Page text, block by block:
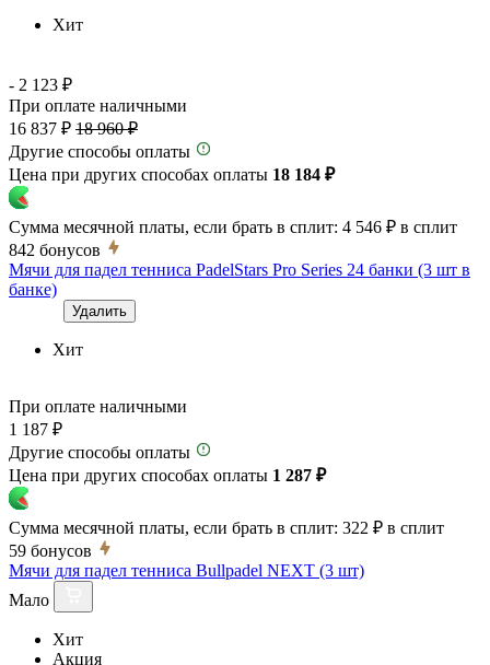
Хит
- 2 123 ₽
При оплате наличными
16 837 ₽ 18 960 ₽
Другие способы оплаты
Цена при других способах оплаты 18 184 ₽
Сумма месячной платы, если брать в сплит: 4 546 ₽ в сплит
842 бонусов
Мячи для падел тенниса PadelStars Pro Series 24 банки (3 шт в
банке)
Удалить
Хит
При оплате наличными
1 187 ₽
Другие способы оплаты
Цена при других способах оплаты 1 287 ₽
Сумма месячной платы, если брать в сплит: 322 ₽ в сплит
59 бонусов
Мячи для падел тенниса Bullpadel NEXT (3 шт)
Мало
Хит
Акция